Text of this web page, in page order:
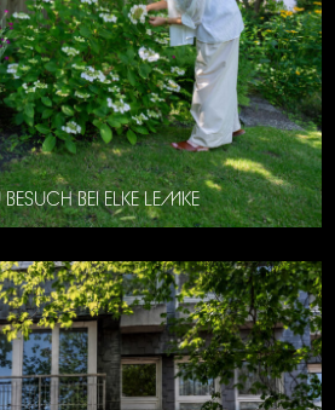
BEI ELKE LEMKE